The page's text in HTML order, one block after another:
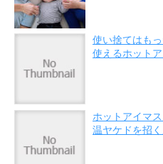
使い捨てはも
使えるホット
ホットアイマ
温ヤケドを招